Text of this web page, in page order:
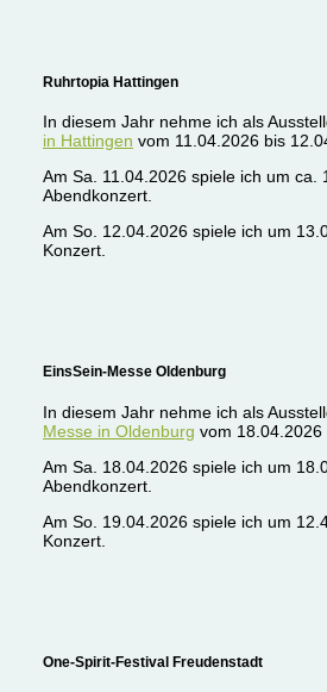
Ruhrtopia Hattingen
In diesem Jahr nehme ich als
in Hattingen vom 11.04.2026 bis
Am Sa. 11.04.2026 spiele ich um ca.
Abendkonzert.
Am So. 12.04.2026 spiele ich um
Konzert.
EinsSein-Messe Oldenburg
In diesem Jahr nehme ich als
Messe in Oldenburg vom 18.04.2026
Am Sa. 18.04.2026 spiele ich um
Abendkonzert.
Am So. 19.04.2026 spiele ich um
Konzert.
One-Spirit-Festival Freudenstadt